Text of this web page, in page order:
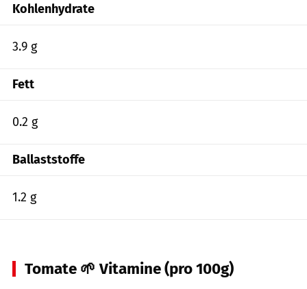
Kohlenhydrate
3.9 g
Fett
0.2 g
Ballaststoffe
1.2 g
Tomate 🌱 Vitamine (pro 100g)